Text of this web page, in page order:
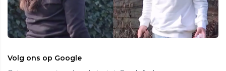
Volg ons op Google